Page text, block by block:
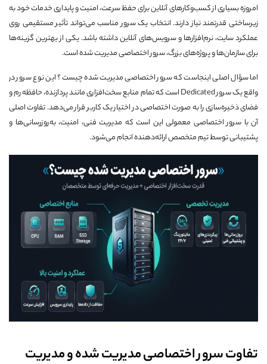
امروزه بسیاری از کسب‌وکارهای آنلاین برای حفظ سرعت، امنیت و پایداری خدمات خود به
زیرساختی قدرتمند نیاز دارند. انتخاب یک سرور مناسب می‌تواند تأثیر مستقیمی روی
عملکرد سایت، نرم‌افزارها و سرویس‌های آنلاین داشته باشد. یکی از بهترین گزینه‌ها
برای سازمان‌ها و پروژه‌های بزرگ، سرور اختصاصی مدیریت شده است.
اما سؤال اصلی اینجاست که سرور اختصاصی مدیریت شده چیست؟ این نوع سرور در
واقع یک سرور Dedicated است که تمام منابع سخت‌افزاری مانند پردازنده، حافظه رم و
فضای ذخیره‌سازی را به صورت اختصاصی در اختیار یک کاربر قرار می‌دهد. تفاوت اصلی
آن با سرور اختصاصی معمولی این است که مدیریت فنی، امنیت، به‌روزرسانی‌ها و
پشتیبانی توسط تیم متخصص ارائه‌دهنده انجام می‌شود.
تفاوت سرور اختصاصی مدیریت شده و مدیریت